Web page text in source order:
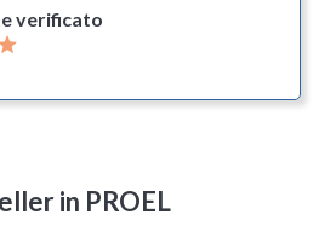
verificato
in PROEL